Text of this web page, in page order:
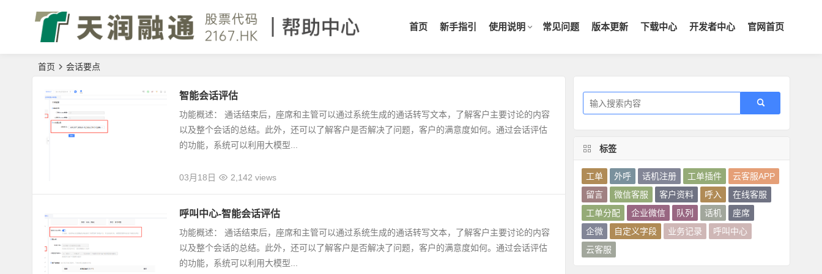
首页 新手指引 使用说明 常见问题 版本更新 下载中心 开发者中心 官网首页
首页 会话要点
智能会话评估
功能概述： 通话结束后，座席和主管可以通过系统生成的通话转写文本，了解客户主要讨论的内容
以及整个会话的总结。此外，还可以了解客户是否解决了问题，客户的满意度如何。通过会话评估
的功能，系统可以利用大模型...
03月18日 2,142 views
呼叫中心-智能会话评估
功能概述： 通话结束后，座席和主管可以通过系统生成的通话转写文本，了解客户主要讨论的内容
以及整个会话的总结。此外，还可以了解客户是否解决了问题，客户的满意度如何。通过会话评估
的功能，系统可以利用大模型...
标签
工单 外呼 话机注册 工单插件
云客服APP
留言
微信客服 客户资料 呼入
在线客服
工单分配
企业微信 队列 话机
座席
企微
自定义字段 业务记录
呼叫中心
云客服